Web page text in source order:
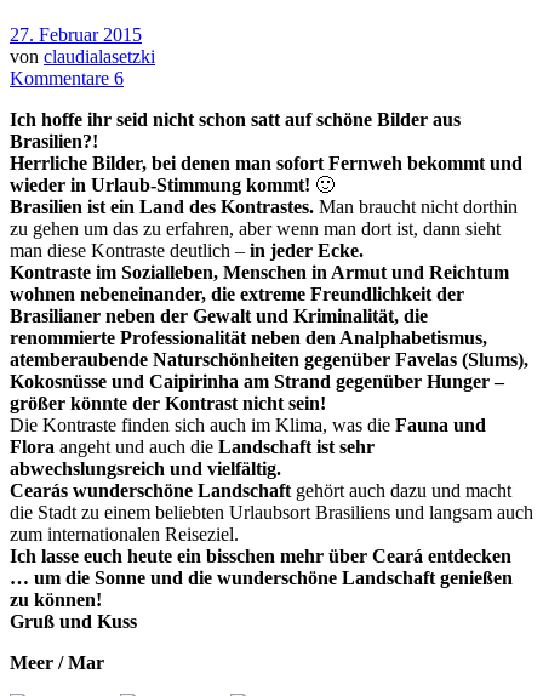
27. Februar 2015
von claudialasetzki
Kommentare 6
Ich hoffe ihr seid nicht schon satt auf schöne Bilder aus
Brasilien?!
Herrliche Bilder, bei denen man sofort Fernweh bekommt und
wieder in Urlaub-Stimmung kommt! 🙂
Brasilien ist ein Land des Kontrastes. Man braucht nicht dorthin
zu gehen um das zu erfahren, aber wenn man dort ist, dann sieht
man diese Kontraste deutlich – in jeder Ecke.
Kontraste im Sozialleben, Menschen in Armut und Reichtum
wohnen nebeneinander, die extreme Freundlichkeit der
Brasilianer neben der Gewalt und Kriminalität, die
renommierte Professionalität neben den Analphabetismus,
atemberaubende Naturschönheiten gegenüber Favelas (Slums),
Kokosnüsse und Caipirinha am Strand gegenüber Hunger –
größer könnte der Kontrast nicht sein!
Die Kontraste finden sich auch im Klima, was die Fauna und
Flora angeht und auch die Landschaft ist sehr
abwechslungsreich und vielfältig.
Cearás wunderschöne Landschaft gehört auch dazu und macht
die Stadt zu einem beliebten Urlaubsort Brasiliens und langsam auch
zum internationalen Reiseziel.
Ich lasse euch heute ein bisschen mehr über Ceará entdecken
… um die Sonne und die wunderschöne Landschaft genießen
zu können!
Gruß und Kuss
Meer / Mar